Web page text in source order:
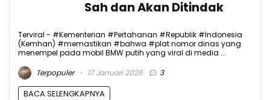
Sah dan Akan Ditindak
Terviral - #Kementerian #Pertahanan #Republik #Indonesia
(Kemhan) #memastikan #bahwa #plat nomor dinas yang
menempel pada mobil BMW putih yang viral di media ...
Terpopuler
17 Januari 2026 3
BACA SELENGKAPNYA